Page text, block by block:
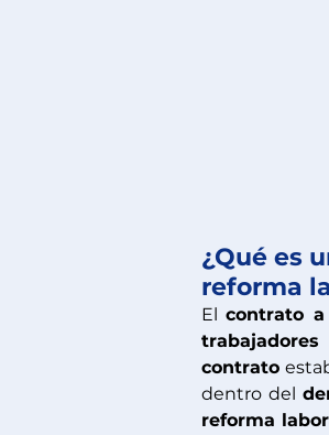
¿Qué es
reforma
El contrato
trabajadores
contrato
dentro del
reforma